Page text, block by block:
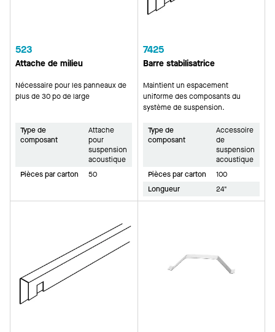
523
Attache de milieu
Nécessaire pour les panneaux de
plus de 30 po de large
Type de
composant
Attache
pour
suspension
acoustique
Pièces par carton
50
7425
Barre stabilisatrice
Maintient un espacement
uniforme des composants du
système de suspension.
Type de
composant
Accessoire
de
suspension
acoustique
Pièces par carton
100
Longueur
24"